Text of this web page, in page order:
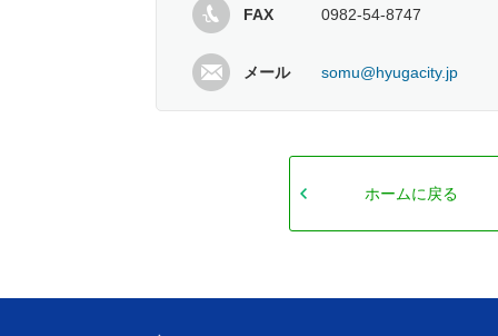
FAX 0982-54-8747
メール somu@hyugacity.jp
ホームに戻る